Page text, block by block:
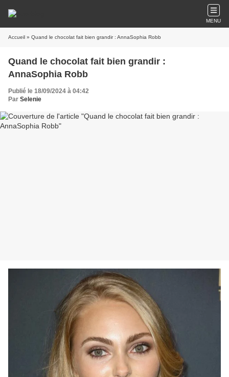
MENU
Accueil » Quand le chocolat fait bien grandir : AnnaSophia Robb
Quand le chocolat fait bien grandir :
AnnaSophia Robb
Publié le 18/09/2024 à 04:42
Par Selenie